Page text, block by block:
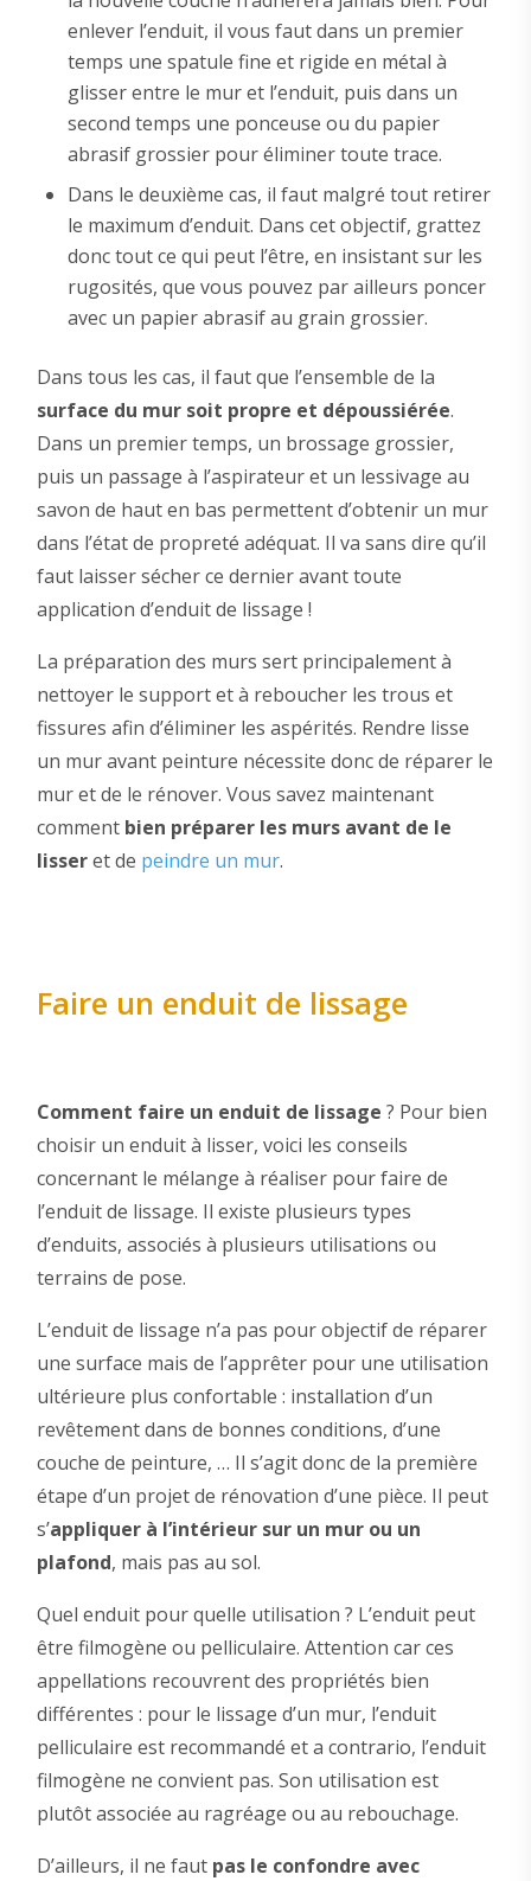
enlever l’enduit, il vous faut dans un premier
temps une spatule fine et rigide en métal à
glisser entre le mur et l’enduit, puis dans un
second temps une ponceuse ou du papier
abrasif grossier pour éliminer toute trace.
Dans le deuxième cas, il faut malgré tout retirer
le maximum d’enduit. Dans cet objectif, grattez
donc tout ce qui peut l’être, en insistant sur les
rugosités, que vous pouvez par ailleurs poncer
avec un papier abrasif au grain grossier.
Dans tous les cas, il faut que l’ensemble de la
surface du mur soit propre et dépoussiérée.
Dans un premier temps, un brossage grossier,
puis un passage à l’aspirateur et un lessivage au
savon de haut en bas permettent d’obtenir un mur
dans l’état de propreté adéquat. Il va sans dire qu’il
faut laisser sécher ce dernier avant toute
application d’enduit de lissage !
La préparation des murs sert principalement à
nettoyer le support et à reboucher les trous et
fissures afin d’éliminer les aspérités. Rendre lisse
un mur avant peinture nécessite donc de réparer le
mur et de le rénover. Vous savez maintenant
comment bien préparer les murs avant de le
lisseret de peindre un mur.
Faire un enduit de lissage
Comment faire un enduit de lissage ? Pour bien
choisir un enduit à lisser, voici les conseils
concernant le mélange à réaliser pour faire de
l’enduit de lissage. Il existe plusieurs types
d’enduits, associés à plusieurs utilisations ou
terrains de pose.
L’enduit de lissage n’a pas pour objectif de réparer
une surface mais de l’apprêter pour une utilisation
ultérieure plus confortable : installation d’un
revêtement dans de bonnes conditions, d’une
couche de peinture, … Il s’agit donc de la première
étape d’un projet de rénovation d’une pièce. Il peut
s’appliquer à l’intérieur sur un mur ou un
plafond, mais pas au sol.
Quel enduit pour quelle utilisation ? L’enduit peut
être filmogène ou pelliculaire. Attention car ces
appellations recouvrent des propriétés bien
différentes : pour le lissage d’un mur, l’enduit
pelliculaire est recommandé et a contrario, l’enduit
filmogène ne convient pas. Son utilisation est
plutôt associée au ragréage ou au rebouchage.
D’ailleurs, il ne faut pas le confondre avec